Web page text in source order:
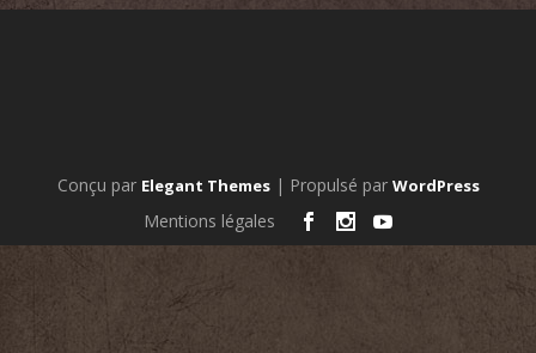
Conçu par Elegant Themes| Propulsé par WordPress
Mentions légales